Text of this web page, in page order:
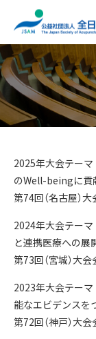
2025年大会テー
のWell-beingに貢
第74回（名古屋）
2024年大会テーマ
と連携医療への展
第73回（宮城）大
2023年大会テー
能なエビデンスを
第72回（神戸）大